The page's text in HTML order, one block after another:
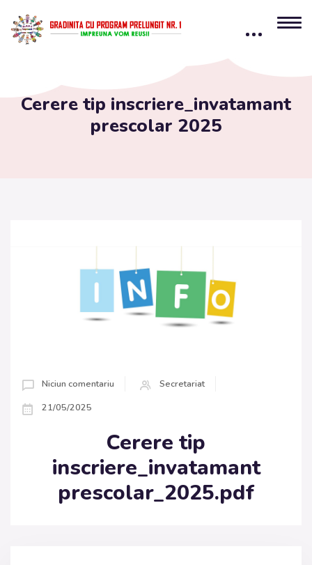
Cerere tip inscriere_invatamant
prescolar 2025
Niciun comentariu
Secretariat
21/05/2025
Cerere tip
inscriere_invatamant
prescolar_2025.pdf